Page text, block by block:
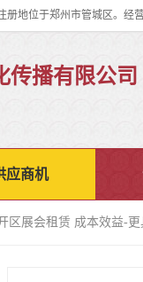
传播有限公司
应商机
区展会租赁 成本效益-